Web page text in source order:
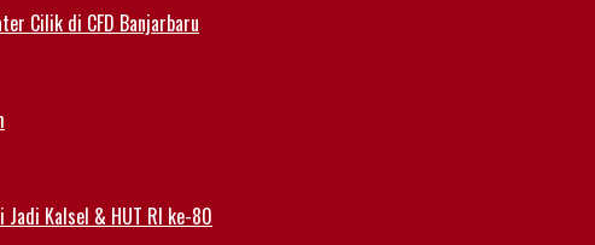
Cilik di CFD Banjarbaru
Jadi Kalsel & HUT RI ke-80